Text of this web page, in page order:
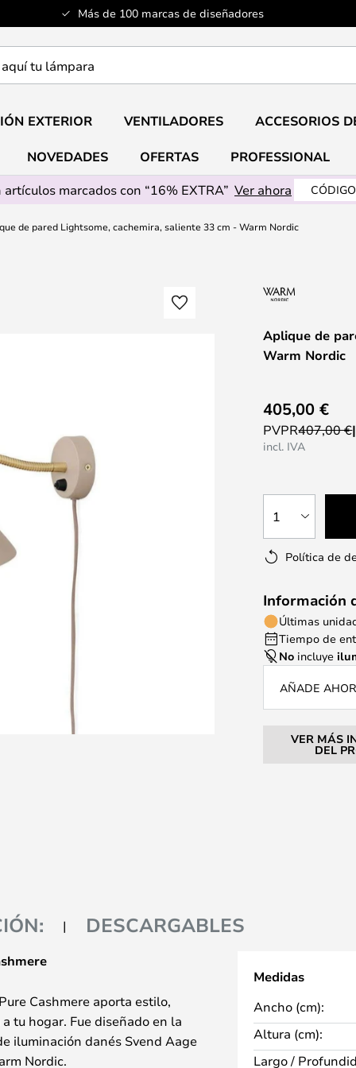
Más de 100 marcas de diseñadores
EXTERIOR VENTILADORES ACCESORIOS
NOVEDADES OFERTAS
PROFESSIONAL
artículos marcados con “16% EXTRA” Ver ahora
de pared Lightsome, cachemira, saliente 33 cm - Warm Nordic
Aplique de
Warm Nordic
405,00 €
PVPR407,00 €
incl. IVA
1
Política de
Información
Últimas
Tiempo de
No incluye
AÑADE
VER MÁS
DEL
DESCARGABLES
Cashmere aporta estilo,
tu hogar. Fue diseñado en la
iluminación danés Svend Aage
Nordic.
Medidas
Ancho (cm):
Altura (cm):
Largo /